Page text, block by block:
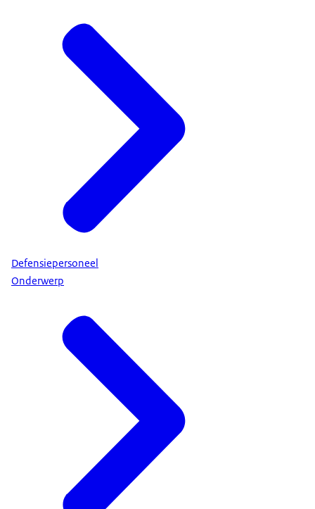
Defensiepersoneel
Onderwerp